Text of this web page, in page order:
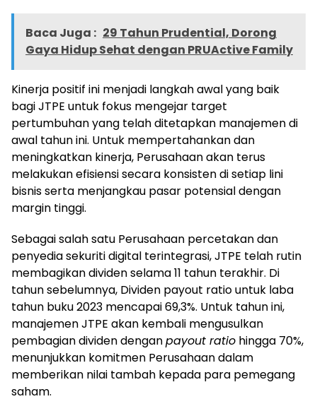
Baca Juga : 29 Tahun Prudential, Dorong
Gaya Hidup Sehat dengan PRUActive Family
Kinerja positif ini menjadi langkah awal yang baik
bagi JTPE untuk fokus mengejar target
pertumbuhan yang telah ditetapkan manajemen di
awal tahun ini. Untuk mempertahankan dan
meningkatkan kinerja, Perusahaan akan terus
melakukan efisiensi secara konsisten di setiap lini
bisnis serta menjangkau pasar potensial dengan
margin tinggi.
Sebagai salah satu Perusahaan percetakan dan
penyedia sekuriti digital terintegrasi, JTPE telah rutin
membagikan dividen selama 11 tahun terakhir. Di
tahun sebelumnya, Dividen payout ratio untuk laba
tahun buku 2023 mencapai 69,3%. Untuk tahun ini,
manajemen JTPE akan kembali mengusulkan
pembagian dividen denganpayout ratio hingga 70%,
menunjukkan komitmen Perusahaan dalam
memberikan nilai tambah kepada para pemegang
saham.